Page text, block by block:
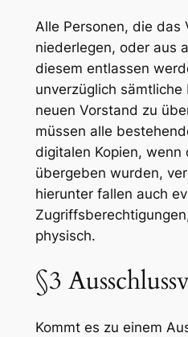
Alle Personen, die das
niederlegen, oder aus
diesem entlassen
unverzüglich
neuen Vorstand zu
müssen alle
digitalen Kopien, wenn
übergeben wurden,
hierunter fallen auch
physisch.
§3
Kommt es zu einem